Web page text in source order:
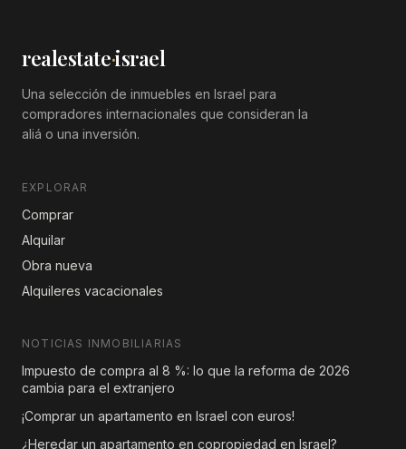
realestate·israel
Una selección de inmuebles en Israel para
compradores internacionales que consideran la
aliá o una inversión.
EXPLORAR
Comprar
Alquilar
Obra nueva
Alquileres vacacionales
NOTICIAS INMOBILIARIAS
Impuesto de compra al 8 %: lo que la reforma de 2026
cambia para el extranjero
¡Comprar un apartamento en Israel con euros!
¿Heredar un apartamento en copropiedad en Israel?